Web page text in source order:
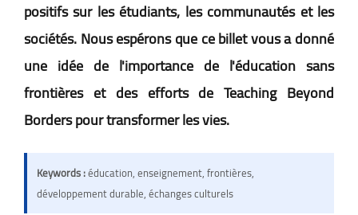
positifs sur les étudiants, les communautés et les
sociétés. Nous espérons que ce billet vous a donné
une idée de l'importance de l'éducation sans
frontières et des efforts de Teaching Beyond
Borders pour transformer les vies.
Keywords :éducation, enseignement, frontières,
développement durable, échanges culturels